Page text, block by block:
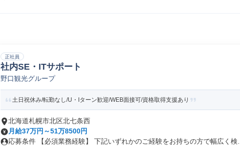
正社員
社内SE・ITサポート
野口観光グループ
土日祝休み/転勤なし/U・Iターン歓迎/WEB面接可/資格取得支援あり
北海道札幌市北区北七条西
月給37万円～51万8500円
応募条件 【必須業務経験】 下記いずれかのご経験をお持ちの方で幅広く検...